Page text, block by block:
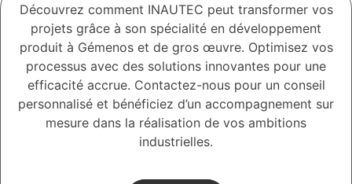
Découvrez comment INAUTEC peut transformer vos
projets grâce à son spécialité en développement
produit à Gémenos et de gros œuvre. Optimisez vos
processus avec des solutions innovantes pour une
efficacité accrue. Contactez-nous pour un conseil
personnalisé et bénéficiez d’un accompagnement sur
mesure dans la réalisation de vos ambitions
industrielles.